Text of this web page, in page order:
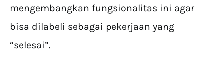
mengembangkan fungsionalitas ini agar
bisa dilabeli sebagai pekerjaan yang
“selesai”.